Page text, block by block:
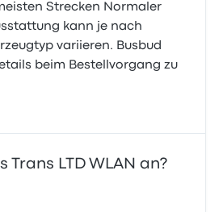
Strecken Normaler
kann je nach
variieren. Busbud
beim Bestellvorgang zu
Trans LTD WLAN an?